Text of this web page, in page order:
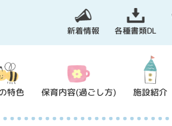
新着情報 各種書類DL
特色 保育内容(過ごし方) 施設紹介